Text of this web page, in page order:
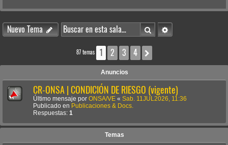
Nuevo Tema BuscarBúsqueda avanzada
87 temas 1 2 3 4
Anuncios
CR-ONSA | CONDICIÓN DE RIESGO (vigente)
Último mensaje por ONSA/VE « Sab. 11JUL2026, 11:36
Publicado en Publicaciones & Docs.
Respuestas: 1
Temas